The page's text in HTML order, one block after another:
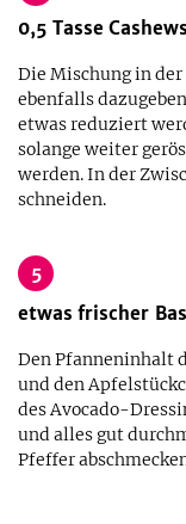
0,5 Tasse Cashews
Die Mischung in
ebenfalls
etwas reduziert
solange weiter
werden. In der
schneiden.
5
etwas frischer
Den Pfanneninhalt
und den
des Avocado-
und alles gut
Pfeffer